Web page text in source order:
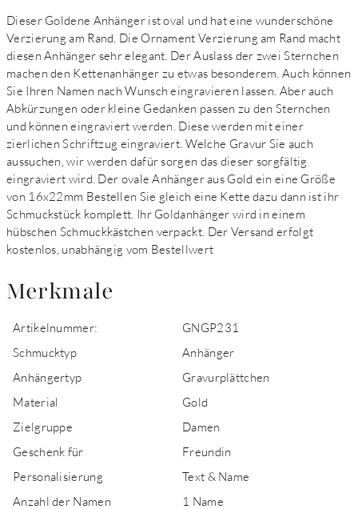
Dieser Goldene Anhänger ist oval und hat eine wunderschöne
Verzierung am Rand. Die Ornament Verzierung am Rand macht
diesen Anhänger sehr elegant. Der Auslass der zwei Sternchen
machen den Kettenanhänger zu etwas besonderem. Auch können
Sie Ihren Namen nach Wunsch eingravieren lassen. Aber auch
Abkürzungen oder kleine Gedanken passen zu den Sternchen
und können eingraviert werden. Diese werden mit einer
zierlichen Schriftzug eingraviert. Welche Gravur Sie auch
aussuchen, wir werden dafür sorgen das dieser sorgfältig
eingraviert wird. Der ovale Anhänger aus Gold ein eine Größe
von 16x22mm Bestellen Sie gleich eine Kette dazu dann ist ihr
Schmuckstück komplett. Ihr Goldanhänger wird in einem
hübschen Schmuckkästchen verpackt. Der Versand erfolgt
kostenlos, unabhängig vom Bestellwert
Merkmale
Artikelnummer:
GNGP231
Schmucktyp
Anhänger
Anhängertyp
Gravurplättchen
Material
Gold
Zielgruppe
Damen
Geschenk für
Freundin
Personalisierung
Text & Name
Anzahl der Namen
1 Name